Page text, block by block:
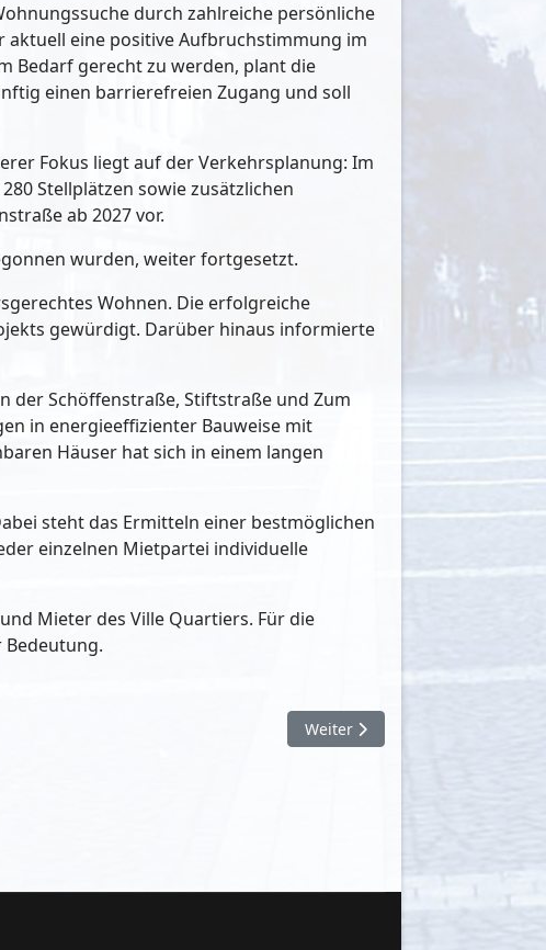
durch zahlreiche persönliche
aktuell eine positive Aufbruchstimmung im
Bedarf gerecht zu werden, plant die
einen barrierefreien Zugang und soll
Fokus liegt auf der Verkehrsplanung: Im
Stellplätzen sowie zusätzlichen
ab 2027 vor.
wurden, weiter fortgesetzt.
Wohnen. Die erfolgreiche
gewürdigt. Darüber hinaus informierte
der Schöffenstraße, Stiftstraße und Zum
in energieeffizienter Bauweise mit
Häuser hat sich in einem langen
steht das Ermitteln einer bestmöglichen
einzelnen Mietpartei individuelle
Mieter des Ville Quartiers. Für die
Nächster Beitrag: Brühler
Weiter